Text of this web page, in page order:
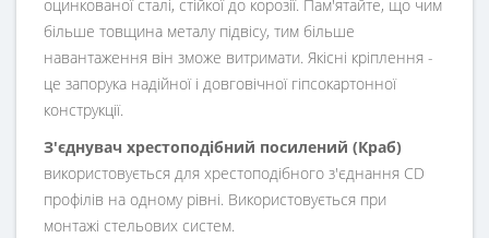
оцинкованої сталі, стійкої до корозії. Пам'ятайте, що чим
більше товщина металу підвісу, тим більше
навантаження він зможе витримати. Якісні кріплення -
це запорука надійної і довговічної гіпсокартонної
конструкції.
З'єднувач хрестоподібний посилений (Краб)
використовується для хрестоподібного з'єднання CD
профілів на одному рівні. Використовується при
монтажі стельових систем.